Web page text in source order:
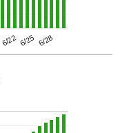
6/22 6/25 6/28